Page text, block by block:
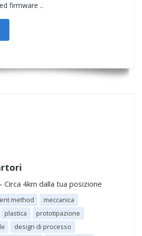
firmware ..
Circa 4km dalla tua posizione
method
meccanica
plastica
prototipazione
design di processo